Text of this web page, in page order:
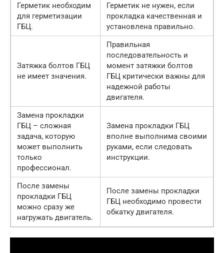
Герметик необходим
для герметизации
ГБЦ.
Герметик не нужен, если
прокладка качественная и
установлена правильно.
Затяжка болтов ГБЦ
не имеет значения.
Правильная
последовательность и
момент затяжки болтов
ГБЦ критически важны для
надежной работы
двигателя.
Замена прокладки
ГБЦ – сложная
задача, которую
может выполнить
только
профессионал.
Замена прокладки ГБЦ
вполне выполнима своими
руками, если следовать
инструкции.
После замены
прокладки ГБЦ
можно сразу же
нагружать двигатель.
После замены прокладки
ГБЦ необходимо провести
обкатку двигателя.